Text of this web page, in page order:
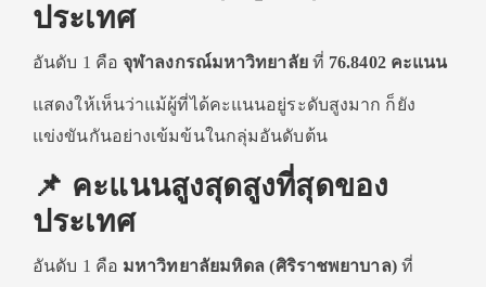
ประเทศ
อันดับ 1 คือ จุฬาลงกรณ์มหาวิทยาลัยที่ 76.8402 คะแนน
แสดงให้เห็นว่าแม้ผู้ที่ได้คะแนนอยู่ระดับสูงมาก ก็ยัง
แข่งขันกันอย่างเข้มข้นในกลุ่มอันดับต้น
📌 คะแนนสูงสุดสูงที่สุดของ
ประเทศ
อันดับ 1 คือ มหาวิทยาลัยมหิดล (ศิริราชพยาบาล)ที่